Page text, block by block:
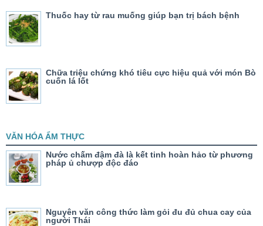
Thuốc hay từ rau muống giúp bạn trị bách bệnh
Chữa triệu chứng khó tiêu cực hiệu quả với món Bò
cuốn lá lốt
VĂN HÓA ẨM THỰC
Nước chấm đậm đà là kết tinh hoàn hảo từ phương
pháp ủ chượp độc đáo
Nguyên văn công thức làm gỏi đu đủ chua cay của
người Thái